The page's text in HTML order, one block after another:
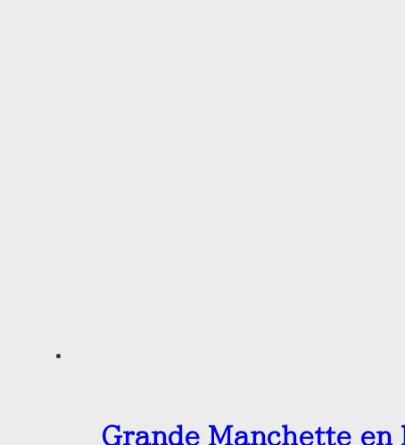
Grande Manchette en